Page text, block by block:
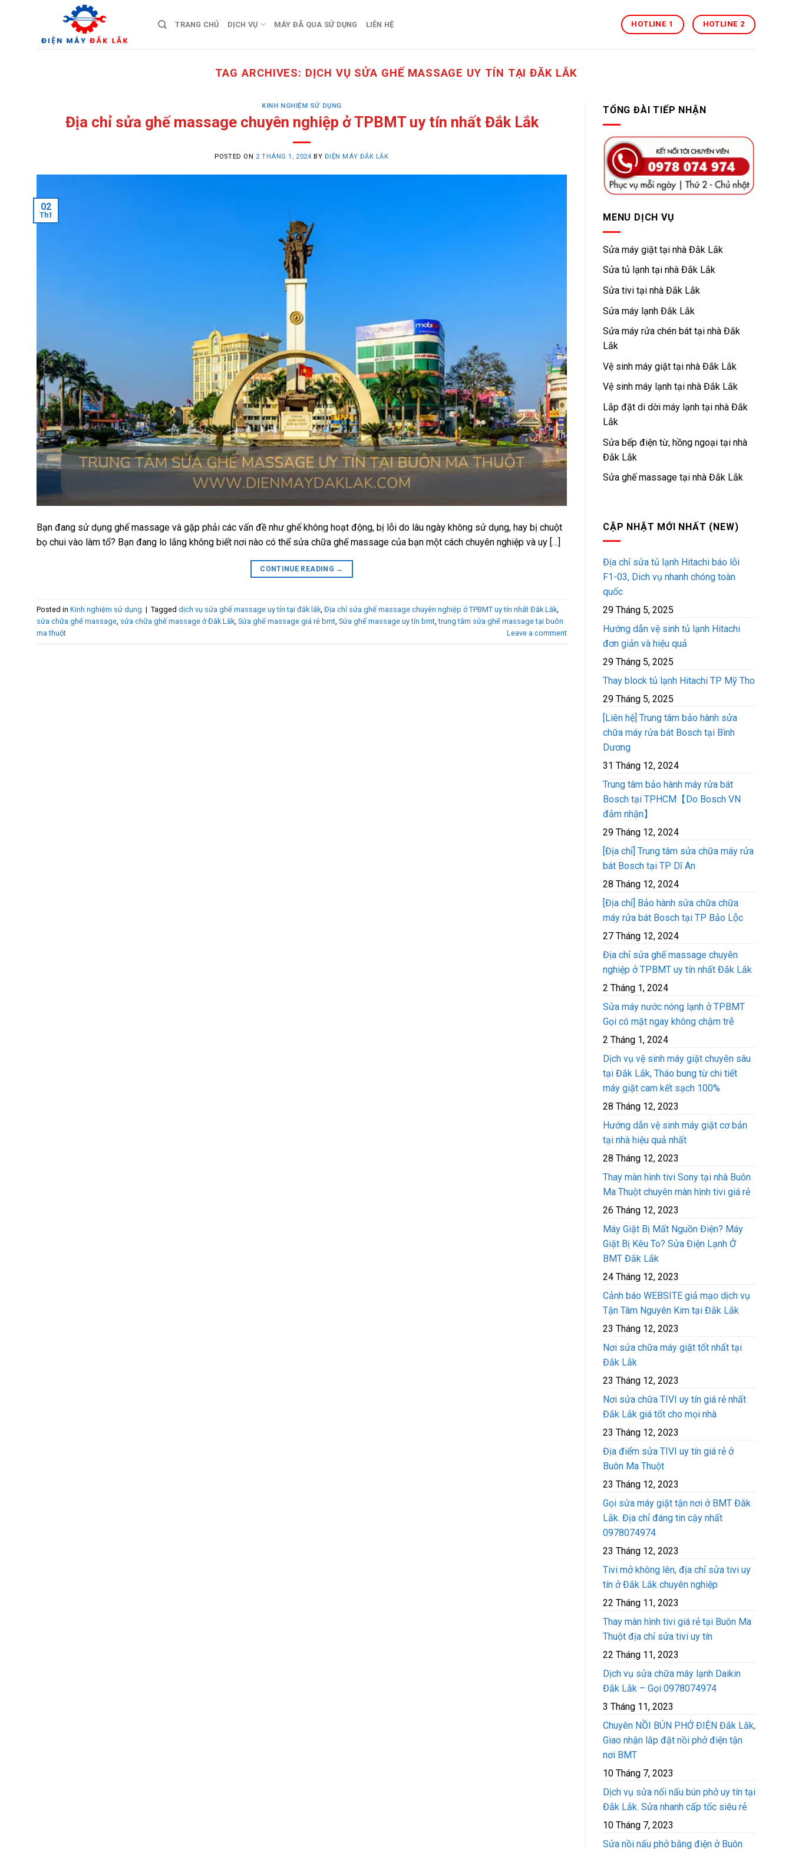
TRANG CHỦ DỊCH VỤ MÁY ĐÃ QUA SỬ DỤNG LIÊN HỆ HOTLINE 1 HOTLINE 2
TAG ARCHIVES: DỊCH VỤ SỬA GHẾ MASSAGE UY TÍN TẠI ĐĂK LẮK
KINH NGHIỆM SỬ DỤNG
Địa chỉ sửa ghế massage chuyên nghiệp ở TPBMT uy tín nhất Đắk Lắk
POSTED ON 2 THÁNG 1, 2024 BY ĐIỆN MÁY ĐẮK LẮK
02
Th1
Bạn đang sử dụng ghế massage và gặp phải các vấn đề như ghế không hoạt động, bị lỗi do lâu ngày không sử dụng, hay bị chuột
bọ chui vào làm tổ? Bạn đang lo lắng không biết nơi nào có thể sửa chữa ghế massage của bạn một cách chuyên nghiệp và uy […]
CONTINUE READING →
Posted in Kinh nghiệm sử dụng | Tagged dịch vụ sửa ghế massage uy tín tại đăk lắk Địa chỉ sửa ghế massage chuyên nghiệp ở TPBMT uy tín nhất Đắk Lắk
sửa chữa ghế massage sửa chữa ghế massage ở Đắk Lắk Sửa ghế massage giá rẻ bmt Sửa ghế massage uy tín bmt ,trung tâm sửa ghế massage tại buôn
ma thuột
Leave a comment
TỔNG ĐÀI TIẾP NHẬN
MENU DỊCH VỤ
Sửa máy giặt tại nhà Đắk Lắk
Sửa tủ lạnh tại nhà Đắk Lắk
Sửa tivi tại nhà Đắk Lắk
Sửa máy lạnh Đắk Lắk
Sửa máy rửa chén bát tại nhà Đắk
Lắk
Vệ sinh máy giặt tại nhà Đắk Lắk
Vệ sinh máy lạnh tại nhà Đắk Lắk
Lắp đặt di dời máy lạnh tại nhà Đắk
Lắk
Sửa bếp điện từ, hồng ngoại tại nhà
Đắk Lắk
Sửa ghế massage tại nhà Đắk Lắk
CẬP NHẬT MỚI NHẤT (NEW)
Địa chỉ sửa tủ lạnh Hitachi báo lỗi
F1-03, Dich vụ nhanh chóng toàn
quốc
29 Tháng 5, 2025
Hướng dẫn vệ sinh tủ lạnh Hitachi
đơn giản và hiệu quả
29 Tháng 5, 2025
Thay block tủ lạnh Hitachi TP Mỹ Tho
29 Tháng 5, 2025
[Liên hệ] Trung tâm bảo hành sửa
chữa máy rửa bát Bosch tại Bình
Dương
31 Tháng 12, 2024
Trung tâm bảo hành máy rửa bát
Bosch tại TPHCM【Do Bosch VN
đảm nhận】
29 Tháng 12, 2024
[Địa chỉ] Trung tâm sửa chữa máy rửa
bát Bosch tại TP Dĩ An
28 Tháng 12, 2024
[Địa chỉ] Bảo hành sửa chữa chữa
máy rửa bát Bosch tại TP Bảo Lộc
27 Tháng 12, 2024
Địa chỉ sửa ghế massage chuyên
nghiệp ở TPBMT uy tín nhất Đắk Lắk
2 Tháng 1, 2024
Sửa máy nước nóng lạnh ở TPBMT
Gọi có mặt ngay không chậm trễ
2 Tháng 1, 2024
Dịch vụ vệ sinh máy giặt chuyên sâu
tại Đắk Lắk, Tháo bung từ chi tiết
máy giặt cam kết sạch 100%
28 Tháng 12, 2023
Hướng dẫn vệ sinh máy giặt cơ bản
tại nhà hiệu quả nhất
28 Tháng 12, 2023
Thay màn hình tivi Sony tại nhà Buôn
Ma Thuột chuyên màn hình tivi giá rẻ
26 Tháng 12, 2023
Máy Giặt Bị Mất Nguồn Điện? Máy
Giặt Bị Kêu To? Sửa Điện Lạnh Ở
BMT Đắk Lắk
24 Tháng 12, 2023
Cảnh báo WEBSITE giả mạo dịch vụ
Tận Tâm Nguyên Kim tại Đắk Lắk
23 Tháng 12, 2023
Nơi sửa chữa máy giặt tốt nhất tại
Đắk Lắk
23 Tháng 12, 2023
Nơi sửa chữa TIVI uy tín giá rẻ nhất
Đắk Lắk giá tốt cho mọi nhà
23 Tháng 12, 2023
Địa điểm sửa TIVI uy tín giá rẻ ở
Buôn Ma Thuột
23 Tháng 12, 2023
Gọi sửa máy giặt tận nơi ở BMT Đắk
Lắk. Địa chỉ đáng tin cậy nhất
0978074974
23 Tháng 12, 2023
Tivi mở không lên, địa chỉ sửa tivi uy
tín ở Đắk Lắk chuyên nghiệp
22 Tháng 11, 2023
Thay màn hình tivi giá rẻ tại Buôn Ma
Thuột địa chỉ sửa tivi uy tín
22 Tháng 11, 2023
Dịch vụ sửa chữa máy lạnh Daikin
Đắk Lắk – Gọi 0978074974
3 Tháng 11, 2023
Chuyên NỒI BÚN PHỞ ĐIỆN Đắk Lắk,
Giao nhận lắp đặt nồi phở điện tận
nơi BMT
10 Tháng 7, 2023
Dịch vụ sửa nối nấu bún phở uy tín tại
Đắk Lắk. Sửa nhanh cấp tốc siêu rẻ
10 Tháng 7, 2023
Sửa nồi nấu phở bằng điện ở Buôn